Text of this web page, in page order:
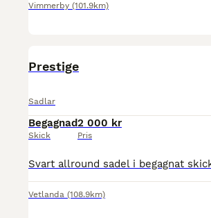
Vimmerby (101.9km)
Prestige
Sadlar
Begagnad
Skick
2 000 kr
Pris
Vetlanda (108.9km)